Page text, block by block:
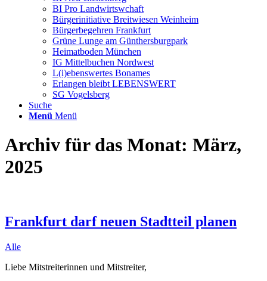
BI Pro Landwirtswchaft
Bürgerinitiative Breitwiesen Weinheim
Bürgerbegehren Frankfurt
Grüne Lunge am Günthersburgpark
Heimatboden München
IG Mittelbuchen Nordwest
L(i)ebenswertes Bonames
Erlangen bleibt LEBENSWERT
SG Vogelsberg
Suche
Menü Menü
Archiv für das Monat: März,
2025
Frankfurt darf neuen Stadtteil planen
Alle
Liebe Mitstreiterinnen und Mitstreiter,